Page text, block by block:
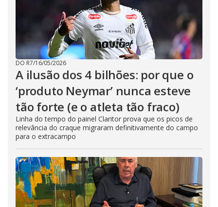
DO R7/16/05/2026
A ilusão dos 4 bilhões: por que o
‘produto Neymar’ nunca esteve
tão forte (e o atleta tão fraco)
Linha do tempo do painel Claritor prova que os picos de
relevância do craque migraram definitivamente do campo
para o extracampo